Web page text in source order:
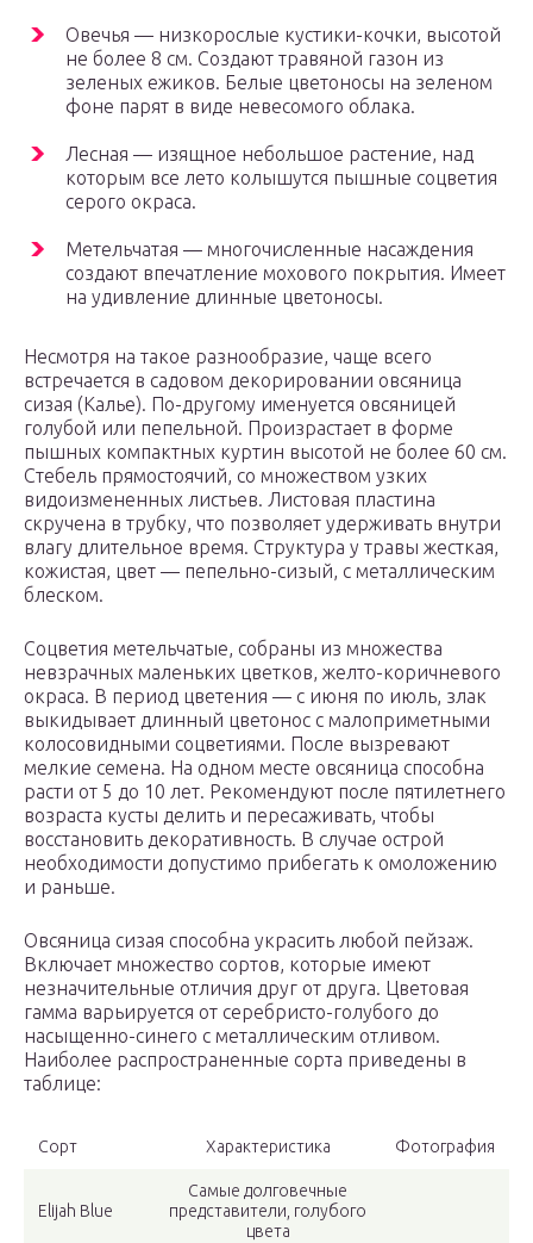
Овечья — низкорослые кустики-кочки, высотой
не более 8 см. Создают травяной газон из
зеленых ежиков. Белые цветоносы на зеленом
фоне парят в виде невесомого облака.
Лесная — изящное небольшое растение, над
которым все лето колышутся пышные соцветия
серого окраса.
Метельчатая — многочисленные насаждения
создают впечатление мохового покрытия. Имеет
на удивление длинные цветоносы.
Несмотря на такое разнообразие, чаще всего
встречается в садовом декорировании овсяница
сизая (Калье). По-другому именуется овсяницей
голубой или пепельной. Произрастает в форме
пышных компактных куртин высотой не более 60 см.
Стебель прямостоячий, со множеством узких
видоизмененных листьев. Листовая пластина
скручена в трубку, что позволяет удерживать внутри
влагу длительное время. Структура у травы жесткая,
кожистая, цвет — пепельно-сизый, с металлическим
блеском.
Соцветия метельчатые, собраны из множества
невзрачных маленьких цветков, желто-коричневого
окраса. В период цветения — с июня по июль, злак
выкидывает длинный цветонос с малоприметными
колосовидными соцветиями. После вызревают
мелкие семена. На одном месте овсяница способна
расти от 5 до 10 лет. Рекомендуют после пятилетнего
возраста кусты делить и пересаживать, чтобы
восстановить декоративность. В случае острой
необходимости допустимо прибегать к омоложению
и раньше.
Овсяница сизая способна украсить любой пейзаж.
Включает множество сортов, которые имеют
незначительные отличия друг от друга. Цветовая
гамма варьируется от серебристо-голубого до
насыщенно-синего с металлическим отливом.
Наиболее распространенные сорта приведены в
таблице:
Сорт Характеристика Фотография
Elijah Blue
Самые долговечные
представители, голубого
цвета